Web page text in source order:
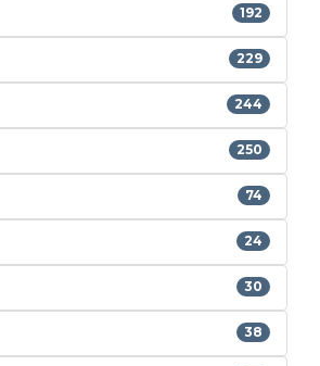
192
229
244
250
74
24
30
38